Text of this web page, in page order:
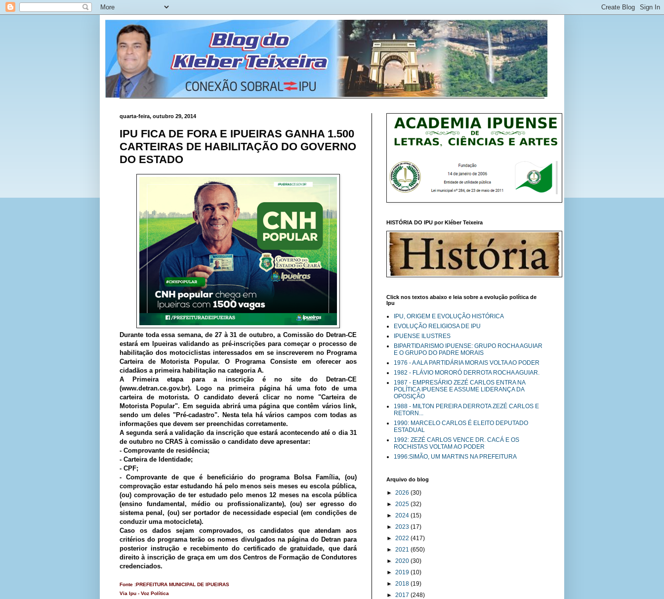
quarta-feira, outubro 29, 2014
IPU FICA DE FORA E IPUEIRAS GANHA 1.500
CARTEIRAS DE HABILITAÇÃO DO GOVERNO
DO ESTADO
Durante toda essa semana, de 27 à 31 de outubro, a Comissão do Detran-CE
estará em Ipueiras validando as pré-inscrições para começar o processo de
habilitação dos motociclistas interessados em se inscreverem no Programa
Carteira de Motorista Popular. O Programa Consiste em oferecer aos
cidadãos a primeira habilitação na categoria A.
A Primeira etapa para a inscrição é no site do Detran-CE
(www.detran.ce.gov.br). Logo na primeira página há uma foto de uma
carteira de motorista. O candidato deverá clicar no nome "Carteira de
Motorista Popular". Em seguida abrirá uma página que contêm vários link,
sendo um deles "Pré-cadastro". Nesta tela há vários campos com todas as
informações que devem ser preenchidas corretamente.
A segunda será a validação da inscrição que estará acontecendo até o dia 31
de outubro no CRAS à comissão o candidato deve apresentar:
- Comprovante de residência;
- Carteira de Identidade;
- CPF;
- Comprovante de que é beneficiário do programa Bolsa Família, (ou)
comprovação estar estudando há pelo menos seis meses eu escola pública,
(ou) comprovação de ter estudado pelo menos 12 meses na escola pública
(ensino fundamental, médio ou profissionalizante), (ou) ser egresso do
sistema penal, (ou) ser portador de necessidade especial (em condições de
conduzir uma motocicleta).
Caso os dados sejam comprovados, os candidatos que atendam aos
critérios do programa terão os nomes divulgados na página do Detran para
posterior instrução e recebimento do certificado de gratuidade, que dará
direito à inscrição de graça em um dos Centros de Formação de Condutores
credenciados.
Fonte :PREFEITURA MUNICIPAL DE IPUEIRAS
Via Ipu - Voz Política
HISTÓRIA DO IPU por Kléber Teixeira
Click nos textos abaixo e leia sobre a evolução política de
Ipu
IPU, ORIGEM E EVOLUÇÃO HISTÓRICA
EVOLUÇÃO RELIGIOSA DE IPU
IPUENSE ILUSTRES
BIPARTIDARISMO IPUENSE: GRUPO ROCHA AGUIAR
E O GRUPO DO PADRE MORAIS
1976 - A ALA PARTIDÁRIA MORAIS VOLTA AO PODER
1982 - FLÁVIO MORORÓ DERROTA ROCHA AGUIAR.
1987 - EMPRESÁRIO ZEZÉ CARLOS ENTRA NA
POLÍTICA IPUENSE E ASSUME LIDERANÇA DA
OPOSIÇÃO
1988 - MILTON PEREIRA DERROTA ZEZÉ CARLOS E
RETORN...
1990: MARCELO CARLOS É ELEITO DEPUTADO
ESTADUAL
1992: ZEZÉ CARLOS VENCE DR. CACÁ E OS
ROCHISTAS VOLTAM AO PODER
1996:SIMÃO, UM MARTINS NA PREFEITURA
Arquivo do blog
► 2026 (30)
► 2025 (32)
► 2024 (15)
► 2023 (17)
► 2022 (417)
► 2021 (650)
► 2020 (30)
► 2019 (10)
► 2018 (19)
► 2017 (248)